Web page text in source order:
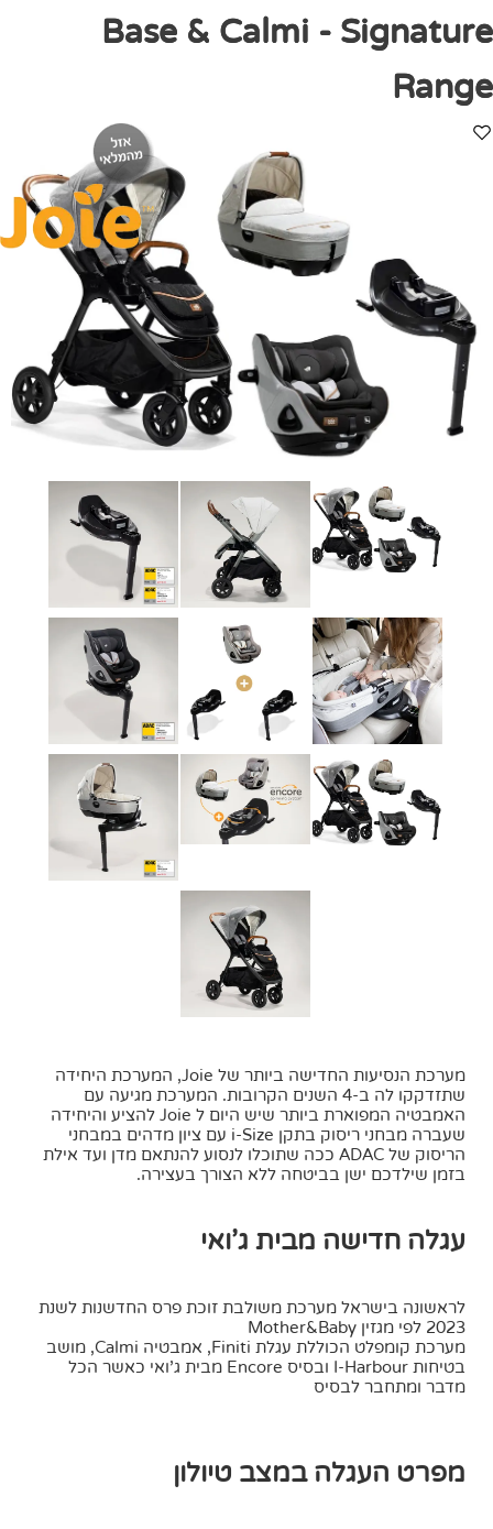
Base & Calmi - Signature
Range
מערכת הנסיעות החדישה ביותר של Joie, המערכת היחידה
שתזדקקו לה ב-4 השנים הקרובות. המערכת מגיעה עם
האמבטיה המפוארת ביותר שיש היום ל Joie להציע והיחידה
שעברה מבחני ריסוק בתקן i-Size עם ציון מדהים במבחני
הריסוק של ADAC ככה שתוכלו לנסוע להנתאם מדן ועד אילת
בזמן שילדכם ישן בביטחה ללא הצורך בעצירה.
עגלה חדישה מבית ג’ואי
לראשונה בישראל מערכת משולבת זוכת פרס החדשנות לשנת
2023 לפי מגזין Mother&Baby
מערכת קומפלט הכוללת עגלת Finiti, אמבטיה Calmi, מושב
בטיחות I-Harbour ובסיס Encore מבית ג’ואי כאשר הכל
מדבר ומתחבר לבסיס
מפרט העגלה במצב טיולון